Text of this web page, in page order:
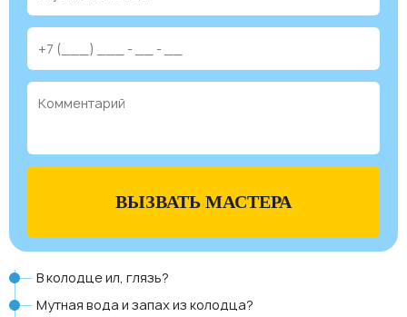
ВЫЗВАТЬ МАСТЕРА
В колодце ил, глязь?
Мутная вода и запах из колодца?